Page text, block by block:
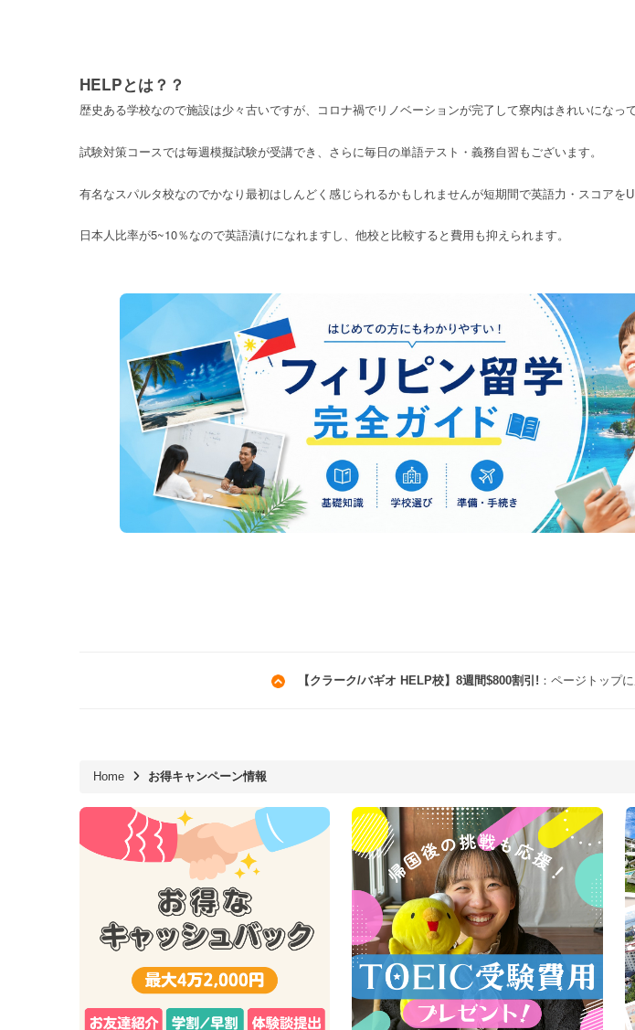
HELPとは？？
歴史ある学校なので施設は少々古いですが、コロナ禍でリノベーションが完了して寮内はきれいになって
試験対策コースでは毎週模擬試験が受講でき、さらに毎日の単語テスト・義務自習もございます。
有名なスパルタ校なのでかなり最初はしんどく感じられるかもしれませんが短期間で英語力・スコアを
日本人比率が5~10％なので英語漬けになれますし、他校と比較すると費用も抑えられます。
【クラーク/バギオ HELP校】8週間$800割引! ：ページトップ
Home お得キャンペーン情報